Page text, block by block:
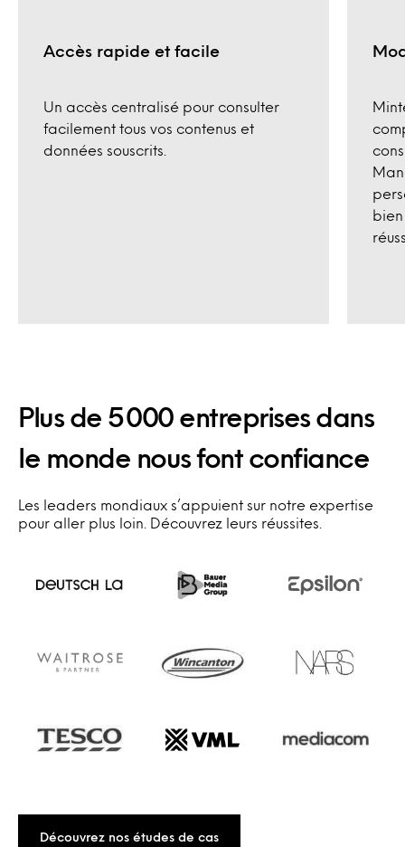
Accès rapide et facile
Un accès centralisé pour consulter
facilement tous vos contenus et
données souscrits.
Plus de 5 000 entreprises dans
le monde nous font confiance
Les leaders mondiaux s’appuient sur notre expertise
pour aller plus loin. Découvrez leurs réussites.
Découvrez nos études de cas